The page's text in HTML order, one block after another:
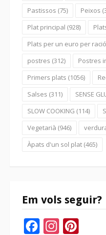
Pastissos (75) Peixos
Plat principal (928)
Plats per un euro per ració
postres (312) Postres
Primers plats (1056)
Salses (311) SENSE
SLOW COOKING (114)
Vegetarià (946)
Àpats d'un sol plat (465)
Em vols seguir?
Facebook